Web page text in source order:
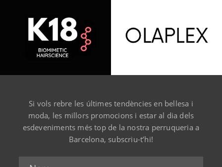
Si vols rebre les últimes tendències en bellesa i
moda, les millors promocions i estar al dia dels
esdeveniments més top de la nostra perruqueria a
Barcelona, subscriu-t’hi!